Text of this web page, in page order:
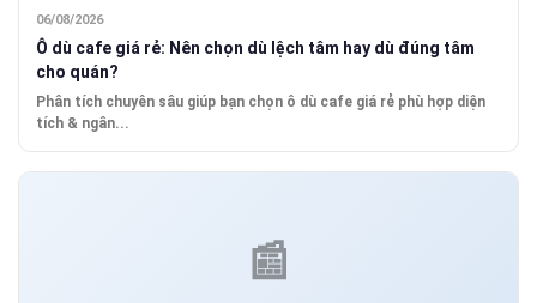
06/08/2026
Ô dù cafe giá rẻ: Nên chọn dù lệch tâm hay dù đúng tâm
cho quán?
Phân tích chuyên sâu giúp bạn chọn ô dù cafe giá rẻ phù hợp diện
tích & ngân...